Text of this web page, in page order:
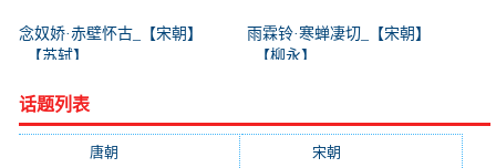
念奴娇·赤壁怀古_【宋朝】
_【苏轼】
雨霖铃·寒蝉凄切_【宋朝】
_【柳永】
话题列表
唐朝 宋朝